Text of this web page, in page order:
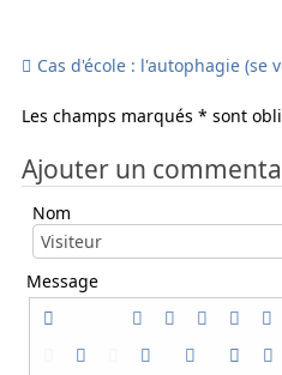
Cas d'école : l'autophagie (se
Les champs marqués * sont
Ajouter un
Nom
Message